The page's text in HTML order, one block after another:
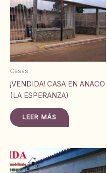
Casas
¡VENDIDA! CASA EN ANACO
(LA ESPERANZA)
LEER MÁS